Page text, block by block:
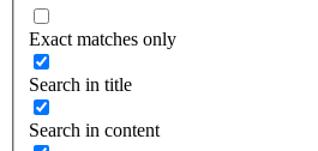
Exact matches only
Search in title
Search in content